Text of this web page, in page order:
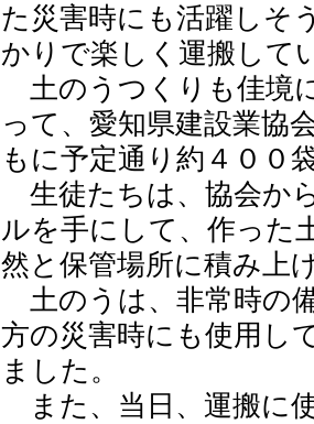
た災害時にも活躍しそ
かりで楽しく運搬して
土のうつくりも佳境
って、愛知県建設業協
もに予定通り約４００
生徒たちは、協会か
ルを手にして、作った
然と保管場所に積み上
土のうは、非常時の
方の災害時にも使用し
ました。
また、当日、運搬に